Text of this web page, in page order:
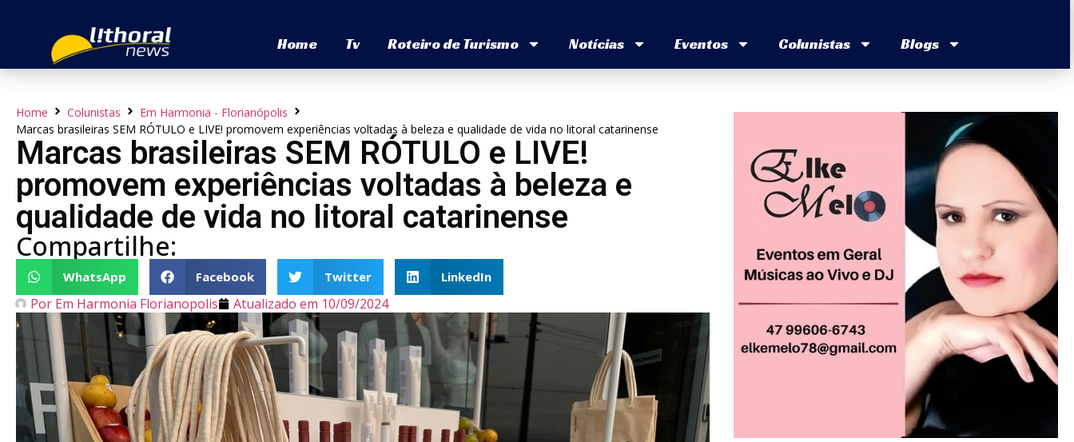
Home Tv Roteiro de Turismo Notícias Eventos Colunistas Blogs
Home Colunistas
Em Harmonia - Florianópolis
Marcas brasileiras SEM RÓTULO e LIVE! promovem experiências voltadas à beleza e qualidade de vida no litoral catarinense
Marcas brasileiras SEM RÓTULO e LIVE!
promovem experiências voltadas à beleza e
qualidade de vida no litoral catarinense
Compartilhe:
WhatsApp Facebook Twitter LinkedIn
Por Em Harmonia Florianopolis Atualizado em 10/09/2024